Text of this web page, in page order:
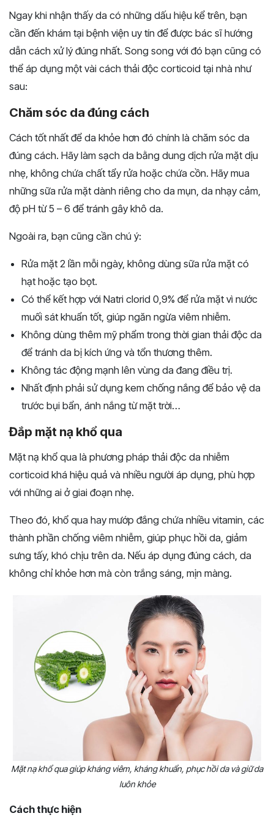
Ngay khi nhận thấy da có những dấu hiệu kể trên, bạn
cần đến khám tại bệnh viện uy tín để được bác sĩ hướng
dẫn cách xử lý đúng nhất. Song song với đó bạn cũng có
thể áp dụng một vài cách thải độc corticoid tại nhà như
sau:
Chăm sóc da đúng cách
Cách tốt nhất để da khỏe hơn đó chính là chăm sóc da
đúng cách. Hãy làm sạch da bằng dung dịch rửa mặt dịu
nhẹ, không chứa chất tẩy rửa hoặc chứa cồn. Hãy mua
những sữa rửa mặt dành riêng cho da mụn, da nhạy cảm,
độ pH từ 5 – 6 để tránh gây khô da.
Ngoài ra, bạn cũng cần chú ý:
Rửa mặt 2 lần mỗi ngày, không dùng sữa rửa mặt có
hạt hoặc tạo bọt.
Có thể kết hợp với Natri clorid 0,9% để rửa mặt vì nước
muối sát khuẩn tốt, giúp ngăn ngừa viêm nhiễm.
Không dùng thêm mỹ phẩm trong thời gian thải độc da
để tránh da bị kích ứng và tổn thương thêm.
Không tác động mạnh lên vùng da đang điều trị.
Nhất định phải sử dụng kem chống nắng để bảo vệ da
trước bụi bẩn, ánh nắng từ mặt trời…
Đắp mặt nạ khổ qua
Mặt nạ khổ qua là phương pháp thải độc da nhiễm
corticoid khá hiệu quả và nhiều người áp dụng, phù hợp
với những ai ở giai đoạn nhẹ.
Theo đó, khổ qua hay mướp đắng chứa nhiều vitamin, các
thành phần chống viêm nhiễm, giúp phục hồi da, giảm
sưng tấy, khó chịu trên da. Nếu áp dụng đúng cách, da
không chỉ khỏe hơn mà còn trắng sáng, mịn màng.
Mặt nạ khổ qua giúp kháng viêm, kháng khuẩn, phục hồi da và giữ da
luôn khỏe
Cách thực hiện